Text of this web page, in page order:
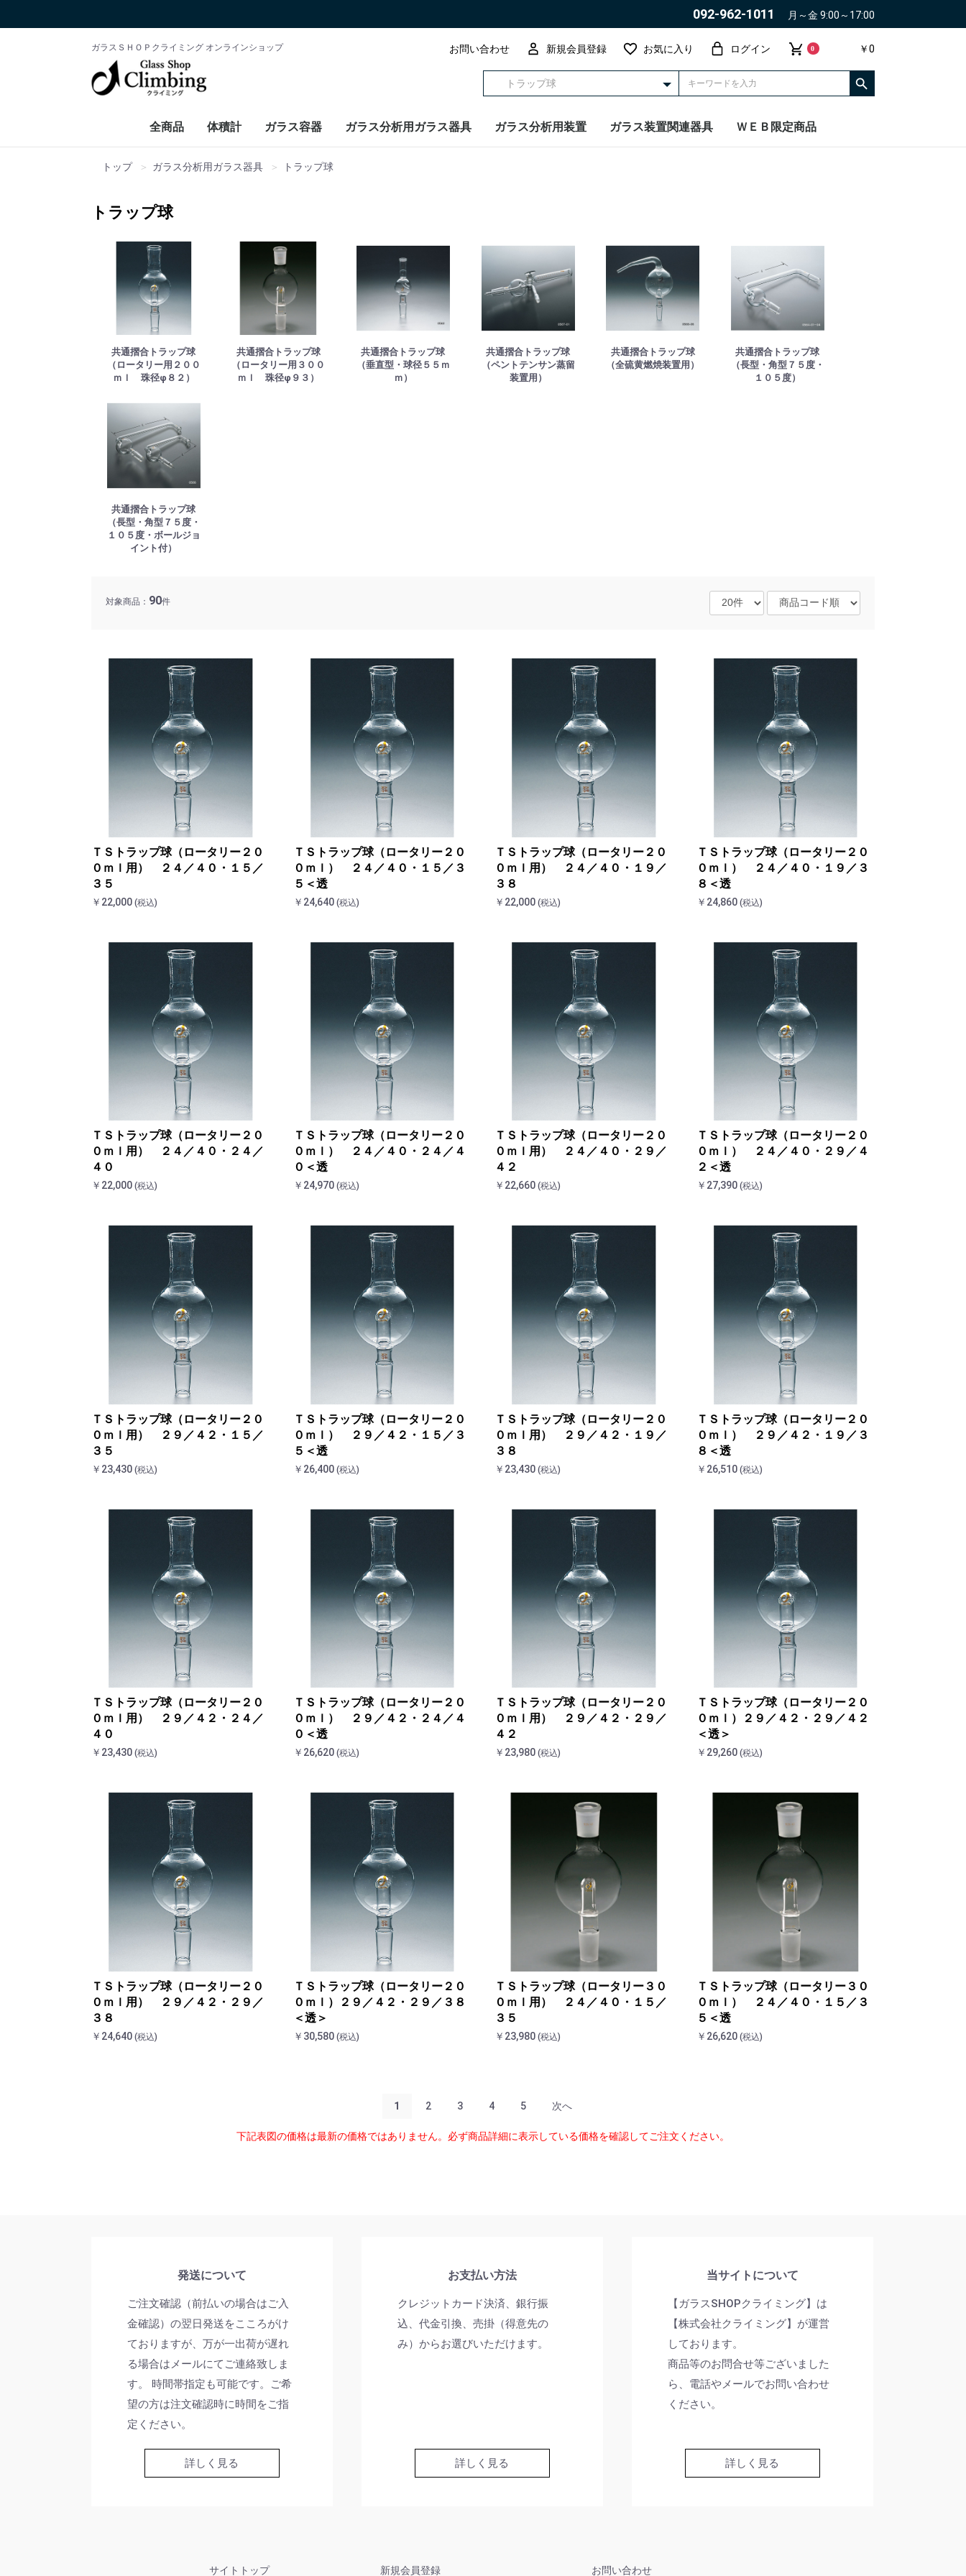
092-962-1011 月～金 9:00～17:00
ガラスＳＨＯＰクライミング オンラインショップ お問い合わせ 新規会員登録 お気に入り ログイン 0 ￥0
全商品 体積計 ガラス容器 ガラス分析用ガラス器具 ガラス分析用装置 ガラス装置関連器具 ＷＥＢ限定商品
トップ ガラス分析用ガラス器具 トラップ球
トラップ球
共通摺合トラップ球
（ロータリー用２００
ｍｌ 珠径φ８２）
共通摺合トラップ球
（ロータリー用３００
ｍｌ 珠径φ９３）
共通摺合トラップ球
（垂直型・球径５５ｍ
ｍ）
共通摺合トラップ球
（ペントテンサン蒸留
装置用）
共通摺合トラップ球
（全硫黄燃焼装置用）
共通摺合トラップ球
（長型・角型７５度・
１０５度）
共通摺合トラップ球
（長型・角型７５度・
１０５度・ボールジョ
イント付）
対象商品： 90件
ＴＳトラップ球（ロータリー２０
０ｍｌ用） ２４／４０・１５／
３５
￥22,000 (税込)
ＴＳトラップ球（ロータリー２０
０ｍｌ） ２４／４０・１５／３
５＜透
￥24,640 (税込)
ＴＳトラップ球（ロータリー２０
０ｍｌ用） ２４／４０・１９／
３８
￥22,000 (税込)
ＴＳトラップ球（ロータリー２０
０ｍｌ） ２４／４０・１９／３
８＜透
￥24,860 (税込)
ＴＳトラップ球（ロータリー２０
０ｍｌ用） ２４／４０・２４／
４０
￥22,000 (税込)
ＴＳトラップ球（ロータリー２０
０ｍｌ） ２４／４０・２４／４
０＜透
￥24,970 (税込)
ＴＳトラップ球（ロータリー２０
０ｍｌ用） ２４／４０・２９／
４２
￥22,660 (税込)
ＴＳトラップ球（ロータリー２０
０ｍｌ） ２４／４０・２９／４
２＜透
￥27,390 (税込)
ＴＳトラップ球（ロータリー２０
０ｍｌ用） ２９／４２・１５／
３５
￥23,430 (税込)
ＴＳトラップ球（ロータリー２０
０ｍｌ） ２９／４２・１５／３
５＜透
￥26,400 (税込)
ＴＳトラップ球（ロータリー２０
０ｍｌ用） ２９／４２・１９／
３８
￥23,430 (税込)
ＴＳトラップ球（ロータリー２０
０ｍｌ） ２９／４２・１９／３
８＜透
￥26,510 (税込)
ＴＳトラップ球（ロータリー２０
０ｍｌ用） ２９／４２・２４／
４０
￥23,430 (税込)
ＴＳトラップ球（ロータリー２０
０ｍｌ） ２９／４２・２４／４
０＜透
￥26,620 (税込)
ＴＳトラップ球（ロータリー２０
０ｍｌ用） ２９／４２・２９／
４２
￥23,980 (税込)
ＴＳトラップ球（ロータリー２０
０ｍｌ）２９／４２・２９／４２
＜透＞
￥29,260 (税込)
ＴＳトラップ球（ロータリー２０
０ｍｌ用） ２９／４２・２９／
３８
￥24,640 (税込)
ＴＳトラップ球（ロータリー２０
０ｍｌ）２９／４２・２９／３８
＜透＞
￥30,580 (税込)
ＴＳトラップ球（ロータリー３０
０ｍｌ用） ２４／４０・１５／
３５
￥23,980 (税込)
ＴＳトラップ球（ロータリー３０
０ｍｌ） ２４／４０・１５／３
５＜透
￥26,620 (税込)
お買い物を続ける カートへ進む
1 2 3 4 5 次へ
下記表図の価格は最新の価格ではありません。必ず商品詳細に表示している価格を確認してご注文ください。
発送について
ご注文確認（前払いの場合はご入
金確認）の翌日発送をこころがけ
ておりますが、万が一出荷が遅れ
る場合はメールにてご連絡致しま
す。 時間帯指定も可能です。ご希
望の方は注文確認時に時間をご指
定ください。
詳しく見る
お支払い方法
クレジットカード決済、銀行振
込、代金引換、売掛（得意先の
み）からお選びいただけます。
詳しく見る
当サイトについて
【ガラスSHOPクライミング】は
【株式会社クライミング】が運営
しております。
商品等のお問合せ等ございました
ら、電話やメールでお問い合わせ
ください。
詳しく見る
サイトトップ 新規会員登録 お問い合わせ